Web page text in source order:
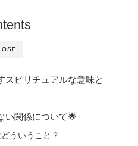
スピリチュアルな意味と
い関係について🌟
ういうこと？